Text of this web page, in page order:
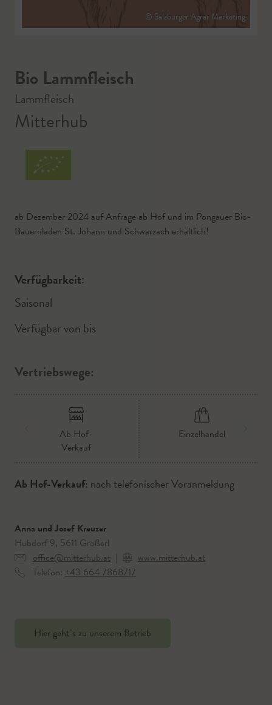
© Salzburger Agrar Marketing
Bio Lammfleisch
Lammfleisch
Mitterhub
ab Dezember 2024 auf Anfrage ab Hof und im Pongauer Bio-
Bauernladen St. Johann und Schwarzach erhältlich!
Verfügbarkeit:
Saisonal
Verfügbar von bis
Vertriebswege:
Ab Hof-
Verkauf
Einzelhandel
Ab Hof-Verkauf: nach telefonischer Voranmeldung
Anna und Josef Kreuzer
Hubdorf 9, 5611 Großarl
office@mitterhub.at |
www.mitterhub.at
Telefon: +43 664 7868717
Hier geht`s zu unserem Betrieb